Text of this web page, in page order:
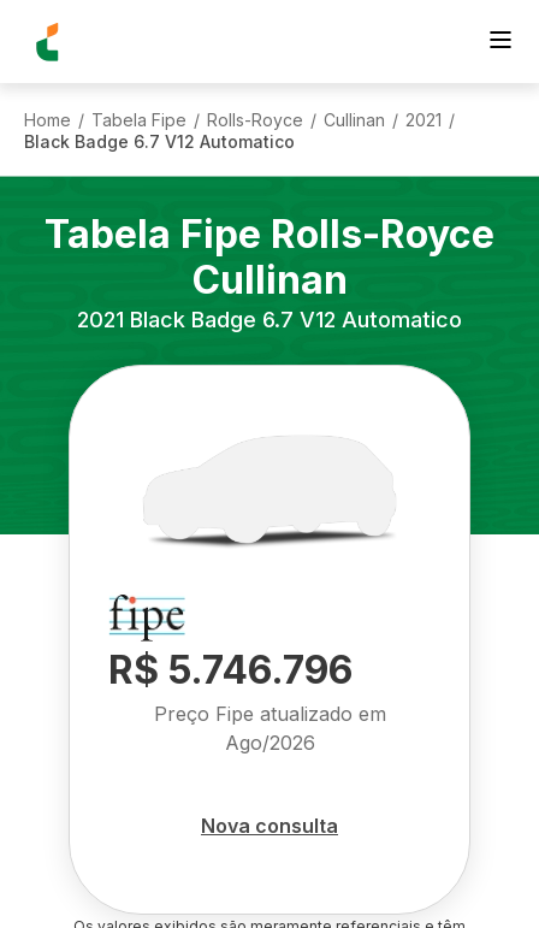
Home / Tabela Fipe / Rolls-Royce / Cullinan / 2021 /
Black Badge 6.7 V12 Automatico
Tabela Fipe Rolls-Royce
Cullinan
2021 Black Badge 6.7 V12 Automatico
R$ 5.746.796
Preço Fipe atualizado em
Ago/2026
Nova consulta